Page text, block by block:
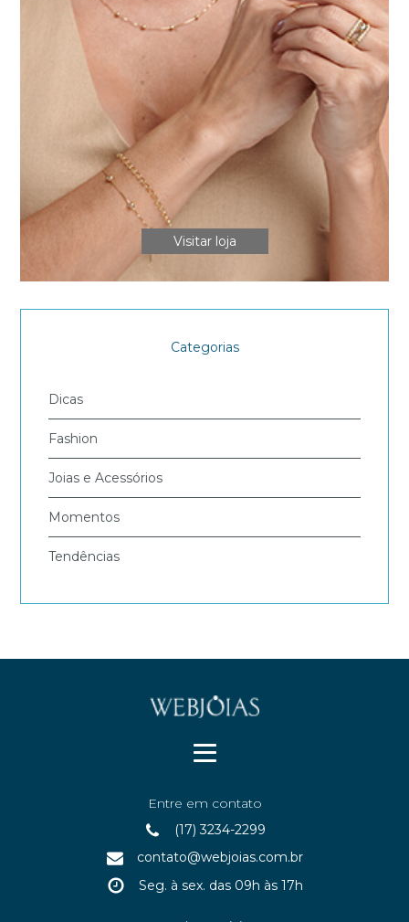
Visitar loja
Categorias
Dicas
Fashion
Joias e Acessórios
Momentos
Tendências
Entre em contato
(17) 3234-2299
contato@webjoias.com.br
Seg. à sex. das 09h às 17h